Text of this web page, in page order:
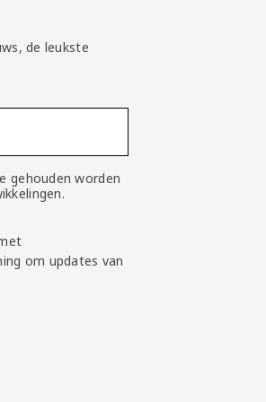
de leukste
gehouden worden
om updates van